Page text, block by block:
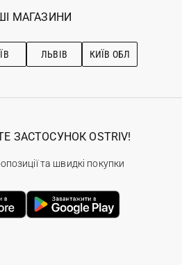
Ostriv Club+
магазини
з догляду
МАГАЗИНИ
ЛЬВІВ КИЇВ ОБЛ
ЗАСТОСУНОК OSTRIV!
та швидкі покупки